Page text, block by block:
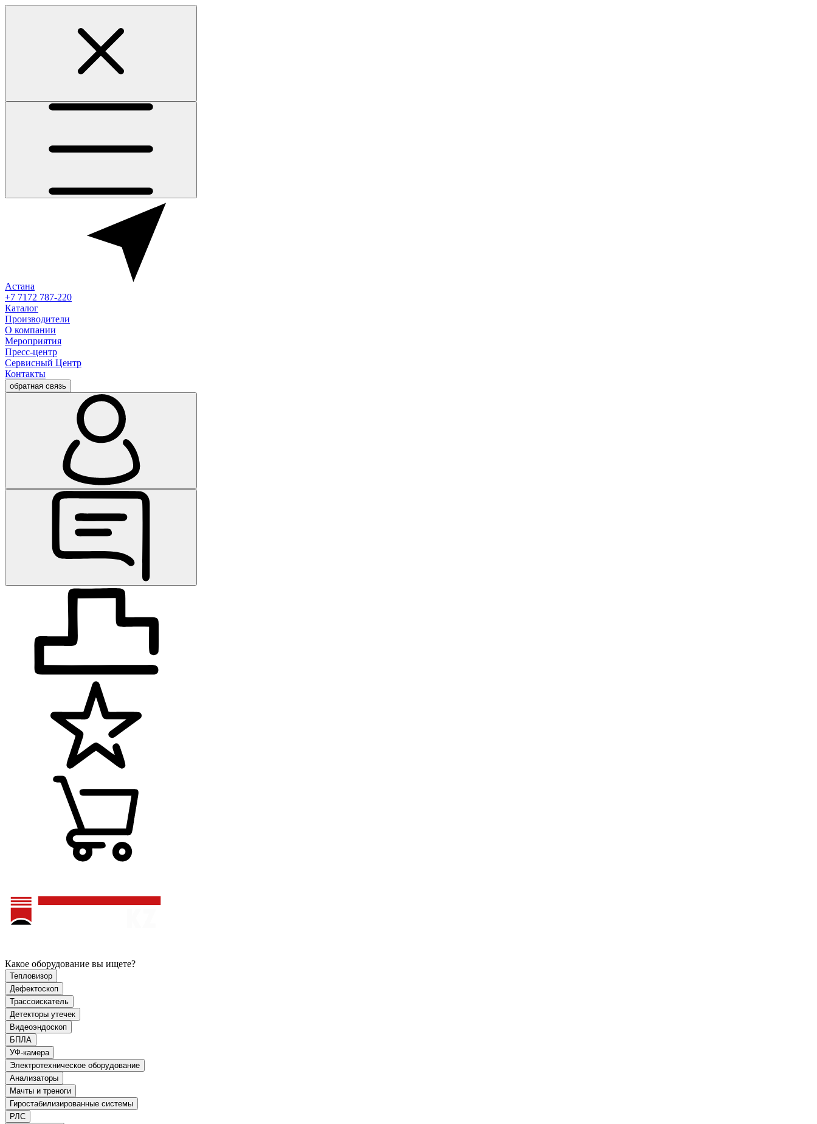
Астана
+7 7172 787-220
Каталог
Производители
О компании
Мероприятия
Пресс-центр
Сервисный Центр
Контакты
обратная связь
Какое оборудование вы ищете?
Тепловизор
Дефектоскоп
Трассоискатель
Детекторы утечек
Видеоэндоскоп
БПЛА
УФ-камера
Электротехническое оборудование
Анализаторы
Мачты и треноги
Гиростабилизированные системы
РЛС